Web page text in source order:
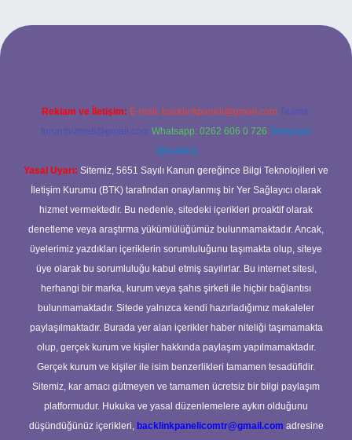
giriş
Reklam ve İletişim: E-mail: backlinkpaneli@gmail.com Teams:
forumhizmeti@gmail.com Whatsapp: 0262 606 0 726 Telegram:
@karabul
Yasal Uyarı: Sitemiz, 5651 Sayılı Kanun gereğince Bilgi Teknolojileri ve
İletişim Kurumu (BTK) tarafından onaylanmış bir Yer Sağlayıcı olarak
hizmet vermektedir. Bu nedenle, sitedeki içerikleri proaktif olarak
denetleme veya araştırma yükümlülüğümüz bulunmamaktadır. Ancak,
üyelerimiz yazdıkları içeriklerin sorumluluğunu taşımakta olup, siteye
üye olarak bu sorumluluğu kabul etmiş sayılırlar. Bu internet sitesi,
herhangi bir marka, kurum veya şahıs şirketi ile hiçbir bağlantısı
bulunmamaktadır. Sitede yalnızca kendi hazırladığımız makaleler
paylaşılmaktadır. Burada yer alan içerikler haber niteliği taşımamakta
olup, gerçek kurum ve kişiler hakkında paylaşım yapılmamaktadır.
Gerçek kurum ve kişiler ile isim benzerlikleri tamamen tesadüfidir.
Sitemiz, kar amacı gütmeyen ve tamamen ücretsiz bir bilgi paylaşım
platformudur. Hukuka ve yasal düzenlemelere aykırı olduğunu
düşündüğünüz içerikleri, backlinkpanelicomtr@gmail.com adresine